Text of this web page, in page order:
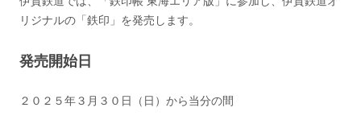
リジナルの「鉄印」を発売します。
発売開始日
２０２５年３月３０日（日）から当分の間